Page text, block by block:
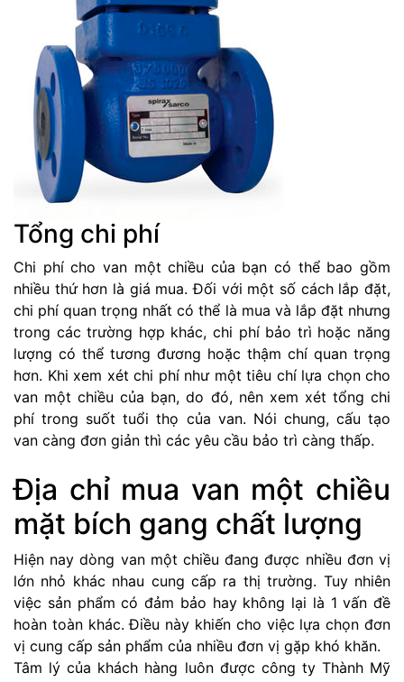
Tổng chi phí
Chi phí cho van một chiều của bạn có thể bao gồm
nhiều thứ hơn là giá mua. Đối với một số cách lắp đặt,
chi phí quan trọng nhất có thể là mua và lắp đặt nhưng
trong các trường hợp khác, chi phí bảo trì hoặc năng
lượng có thể tương đương hoặc thậm chí quan trọng
hơn. Khi xem xét chi phí như một tiêu chí lựa chọn cho
van một chiều của bạn, do đó, nên xem xét tổng chi
phí trong suốt tuổi thọ của van. Nói chung, cấu tạo
van càng đơn giản thì các yêu cầu bảo trì càng thấp.
Địa chỉ mua van một chiều
mặt bích gang chất lượng
Hiện nay dòng van một chiều đang được nhiều đơn vị
lớn nhỏ khác nhau cung cấp ra thị trường. Tuy nhiên
việc sản phẩm có đảm bảo hay không lại là 1 vấn đề
hoàn toàn khác. Điều này khiến cho việc lựa chọn đơn
vị cung cấp sản phẩm của nhiều đơn vị gặp khó khăn.
Tâm lý của khách hàng luôn được công ty Thành Mỹ